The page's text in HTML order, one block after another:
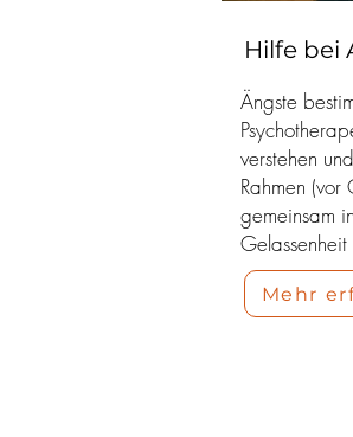
Hilfe bei
Ängste
verstehen
Rahmen
gemeinsam
Mehr